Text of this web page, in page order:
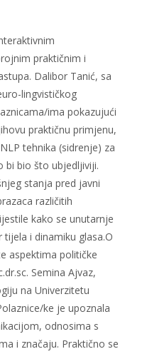
praktičnim i
Dalibor Tanić, sa
lingvističkog
ima pokazujući
praktičnu primjenu,
tehnika (sidrenje) za
bi bio što ubjedljiviji.
stanja pred javni
različitih
kako se unutarnje
i dinamiku glasa.O
aspektima političke
Semina Ajvaz,
na Univerzitetu
ke je upoznala
odnosima s
i značaju. Praktično se